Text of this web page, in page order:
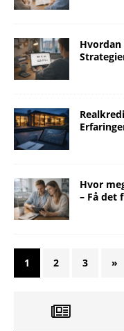
Hvordan
Hvor
– Få det
1 2 3 »